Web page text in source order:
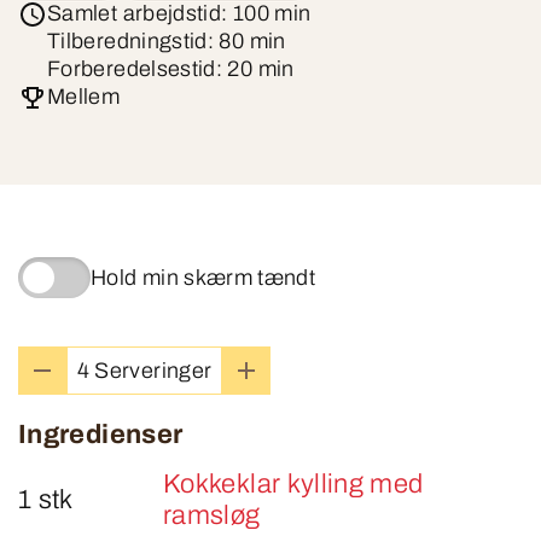
Samlet arbejdstid: 100 min
Tilberedningstid: 80 min
Forberedelsestid: 20 min
Mellem
Hold min skærm tændt
4 Serveringer
Ingredienser
1 stk
Kokkeklar kylling med
ramsløg